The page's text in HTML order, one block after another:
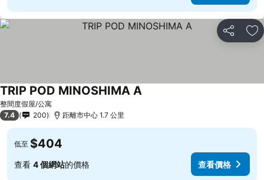
分享 放
整間度假屋/公寓
TRIP POD MINOSHIMA A
7.4 200 距離市中心 1.7 公里
低至 $404
查看 4 個網站的價格 查看價格